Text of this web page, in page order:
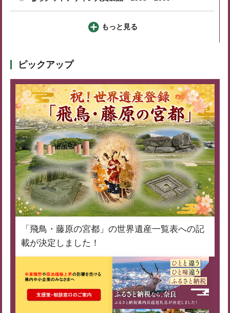
もっと見る
ピックアップ
「飛鳥・藤原の宮都」の世界遺産一覧表への記
載が決定しました！